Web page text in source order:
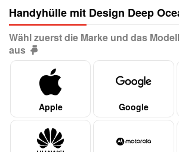
Handyhülle mit Design Deep
Wähl zuerst die Marke und das
aus
Apple Google